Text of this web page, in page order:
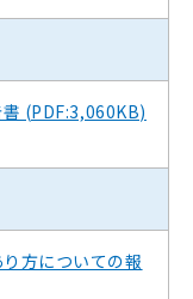
(PDF:3,060KB)
方についての報